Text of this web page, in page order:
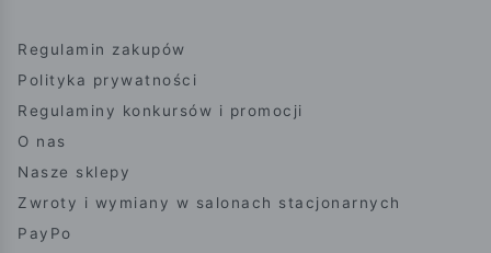
Regulamin zakupów
Polityka prywatności
Regulaminy konkursów i promocji
O nas
Nasze sklepy
Zwroty i wymiany w salonach stacjonarnych
PayPo